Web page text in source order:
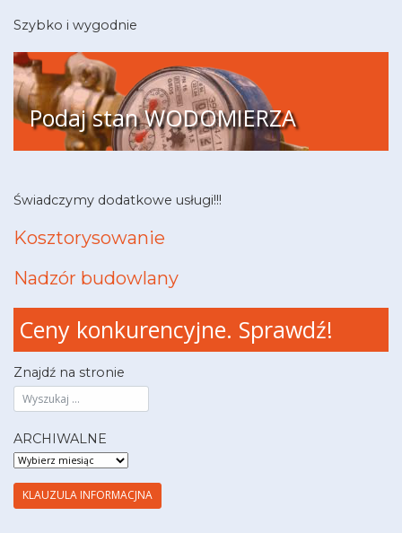
Szybko i wygodnie
Podaj stan WODOMIERZA
Świadczymy dodatkowe usługi!!!
Kosztorysowanie
Nadzór budowlany
Ceny konkurencyjne. Sprawdź!
Znajdź na stronie
ARCHIWALNE
ARCHIWALNE
KLAUZULA INFORMACJNA